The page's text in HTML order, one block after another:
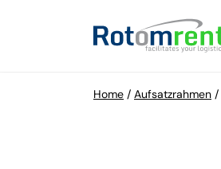
Home / Aufsatzrahmen /